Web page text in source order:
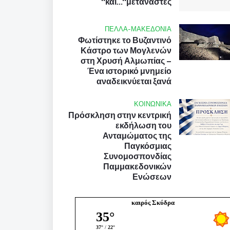
ΠΕΛΛΑ-ΜΑΚΕΔΟΝΙΑ
Φωτίστηκε το Βυζαντινό
Κάστρο των Μογλενών
στη Χρυσή Αλμωπίας –
Ένα ιστορικό μνημείο
αναδεικνύεται ξανά
ΚΟΙΝΩΝΙΚΑ
Πρόσκληση στην κεντρική
εκδήλωση του
Ανταμώματος της
Παγκόσμιας
Συνομοσπονδίας
Παμμακεδονικών
Ενώσεων
καιρός Σκύδρα